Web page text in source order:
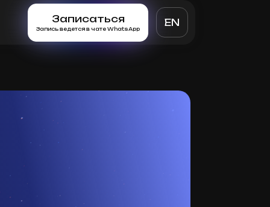
Записаться
Запись ведется в чате WhatsApp
EN